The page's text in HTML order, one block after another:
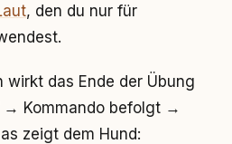
, den du nur für
wirkt das Ende der Übung
→ Kommando befolgt →
zeigt dem Hund: